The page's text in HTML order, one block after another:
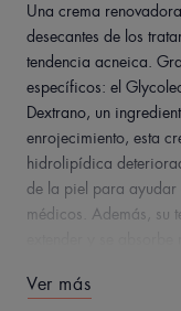
Una crema
desecantes de los
tendencia acneica.
específicos: el
Dextrano, un
enrojecimiento, esta
hidrolipídica
de la piel para ayudar
médicos. Además, su
Ver más